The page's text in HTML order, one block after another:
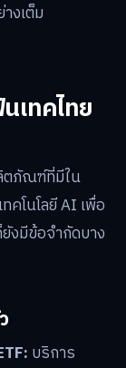
งเต็ม
เทคไทย
ตภัณฑ์ที่มีใน
คโนโลยี AI เพื่อ
งมีข้อจำกัดบาง
บริการ